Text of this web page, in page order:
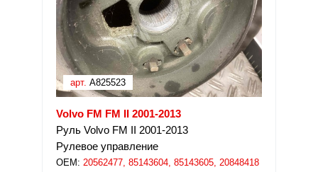
арт. A825523
Volvo FM FM II 2001-2013
Руль Volvo FM II 2001-2013
Рулевое управление
OEM: 20562477, 85143604, 85143605, 20848418